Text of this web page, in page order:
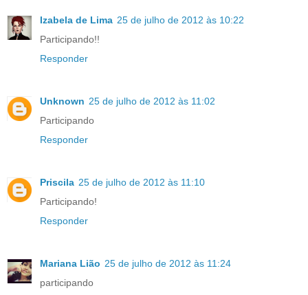
Izabela de Lima 25 de julho de 2012 às 10:22
Participando!!
Responder
Unknown 25 de julho de 2012 às 11:02
Participando
Responder
Priscila 25 de julho de 2012 às 11:10
Participando!
Responder
Mariana Lião 25 de julho de 2012 às 11:24
participando